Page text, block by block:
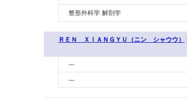
整形外科学 解剖学
ＲＥＮ ＸＩＡＮＧＹＵ（ニン シャウウ）
---
---